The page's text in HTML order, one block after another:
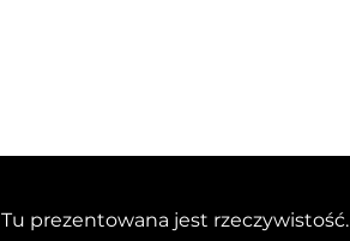
Tu prezentowana jest rzeczywistość.